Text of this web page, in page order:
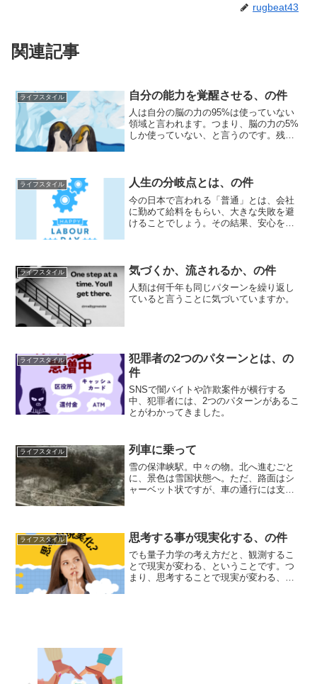
rugbeat43
関連記事
ライフスタイル 自分の能力を覚醒させる、の件
人は自分の脳の力の95%は使っていない
領域と言われます。つまり、脳の力の5%
しか使っていない、と言うのです。残り
ライフスタイル 人生の分岐点とは、の件
今の日本で言われる「普通」とは、会社
に勤めて給料をもらい、大きな失敗を避
けることでしょう。その結果、安心を手
ライフスタイル 気づくか、流されるか、の件
人類は何千年も同じパターンを繰り返し
ていると言うことに気づいていますか。
ライフスタイル
犯罪者の2つのパターンとは、の
件
SNSで闇バイトや詐欺案件が横行する
中、犯罪者には、2つのパターンがあるこ
とがわかってきました。
ライフスタイル 列車に乗って
雪の保津峡駅。中々の物。北へ進むごと
に、景色は雪国状態へ。ただ、路面はシ
ャーベット状ですが、車の通行には支障
ライフスタイル 思考する事が現実化する、の件
でも量子力学の考え方だと、観測するこ
とで現実が変わる、ということです。つ
まり、思考することで現実が変わる、と